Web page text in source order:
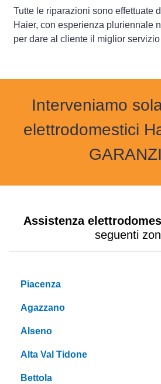
Tutte le riparazioni sono effettuate
Haier, con esperienza pluriennale
per dare al cliente il miglior
Interveniamo
elettrodomestici
Assistenza
seguenti
Piacenza
Agazzano
Alseno
Alta Val Tidone
Bettola